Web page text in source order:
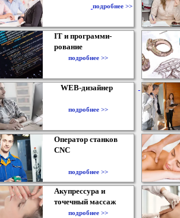
подробнее >>
IT и программи-
рование
подробнее >>
WEB-дизайнер
подробнее >>
Оператор станков
CNC
подробнее >>
Акупрессура и
точечный массаж
подробнее >>